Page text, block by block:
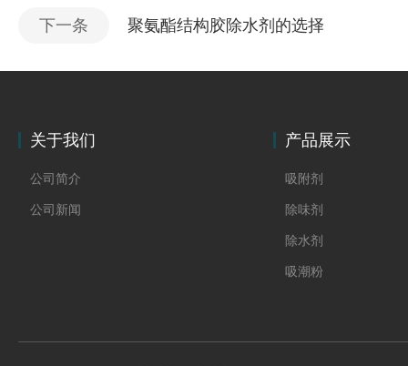
下一条 聚氨酯结构胶除水剂的选择
关于我们
公司简介
公司新闻
产品展示
吸附剂
除味剂
除水剂
吸潮粉